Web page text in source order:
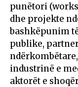
punëtori
dhe projekte
bashkëpunim
publike,
industrinë e
aktorët e